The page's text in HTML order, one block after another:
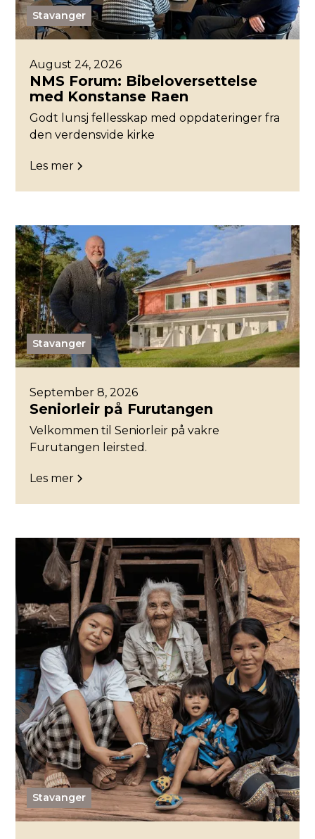
Stavanger
August 24, 2026
NMS Forum: Bibeloversettelse
med Konstanse Raen
Godt lunsj fellesskap med oppdateringer fra
den verdensvide kirke
Les mer
Stavanger
September 8, 2026
Seniorleir på Furutangen
Velkommen til Seniorleir på vakre
Furutangen leirsted.
Les mer
Stavanger